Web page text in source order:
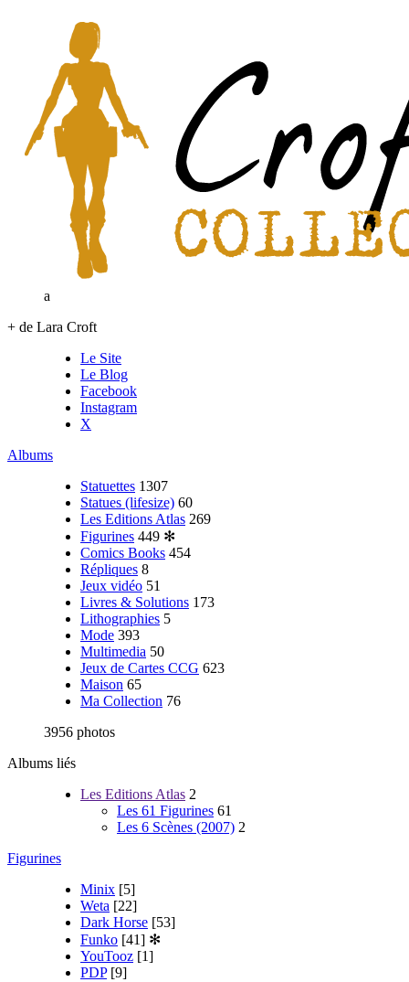
a
+ de Lara Croft
Le Site
Le Blog
Facebook
Instagram
X
Albums
Statuettes 1307
Statues (lifesize) 60
Les Editions Atlas 269
Figurines 449 ✻
Comics Books 454
Répliques 8
Jeux vidéo 51
Livres & Solutions 173
Lithographies 5
Mode 393
Multimedia 50
Jeux de Cartes CCG 623
Maison 65
Ma Collection 76
3956 photos
Albums liés
Les Editions Atlas 2
Les 61 Figurines 61
Les 6 Scènes (2007) 2
Figurines
Minix [5]
Weta [22]
Dark Horse [53]
Funko [41] ✻
YouTooz [1]
PDP [9]